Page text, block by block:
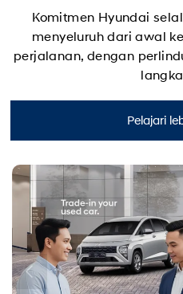
Komitmen Hyundai
menyeluruh dari awal
perjalanan, dengan
Pelajari